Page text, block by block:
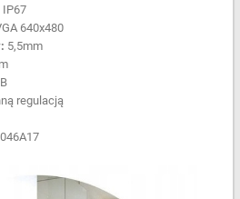
IP67
640x480
5,5mm
regulacją